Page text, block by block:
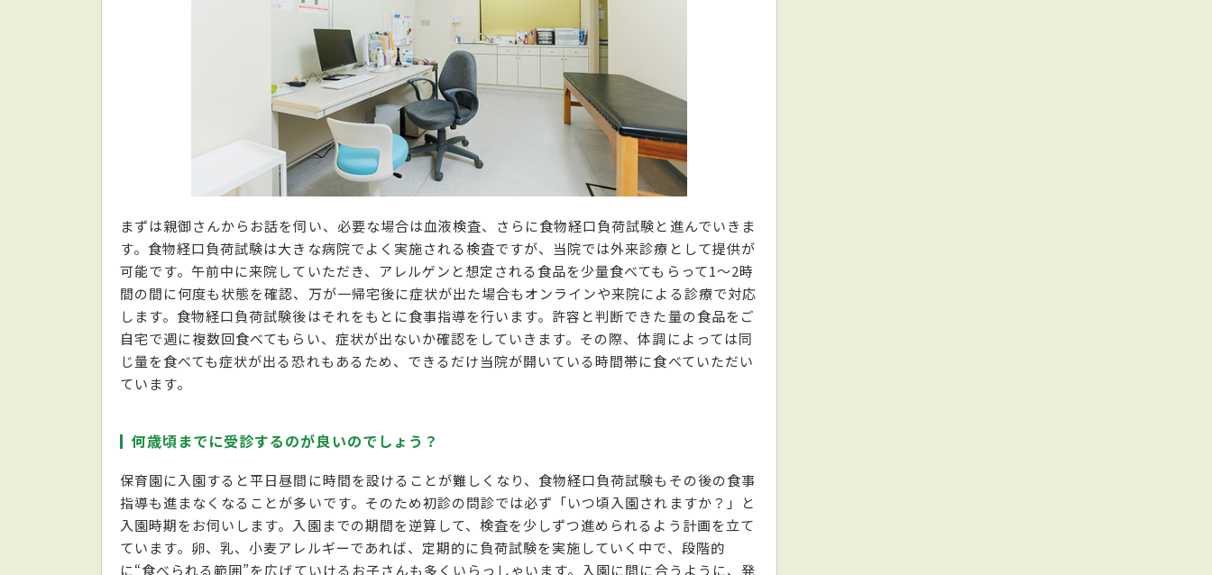
まずは親御さんからお話を伺い、必要な場合は血液検査、さらに食物経口負荷試験と進んでいきま
す。食物経口負荷試験は大きな病院でよく実施される検査ですが、当院では外来診療として提供が
可能です。午前中に来院していただき、アレルゲンと想定される食品を少量食べてもらって1～2時
間の間に何度も状態を確認、万が一帰宅後に症状が出た場合もオンラインや来院による診療で対応
します。食物経口負荷試験後はそれをもとに食事指導を行います。許容と判断できた量の食品をご
自宅で週に複数回食べてもらい、症状が出ないか確認をしていきます。その際、体調によっては同
じ量を食べても症状が出る恐れもあるため、できるだけ当院が開いている時間帯に食べていただい
ています。
何歳頃までに受診するのが良いのでしょう？
保育園に入園すると平日昼間に時間を設けることが難しくなり、食物経口負荷試験もその後の食事
指導も進まなくなることが多いです。そのため初診の問診では必ず「いつ頃入園されますか？」と
入園時期をお伺いします。入園までの期間を逆算して、検査を少しずつ進められるよう計画を立て
ています。卵、乳、小麦アレルギーであれば、定期的に負荷試験を実施していく中で、段階的
に“食べられる範囲”を広げていけるお子さんも多くいらっしゃいます。入園に間に合うように、発